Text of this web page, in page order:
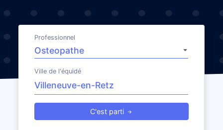
Professionnel
Ville de l'équidé
C'est parti